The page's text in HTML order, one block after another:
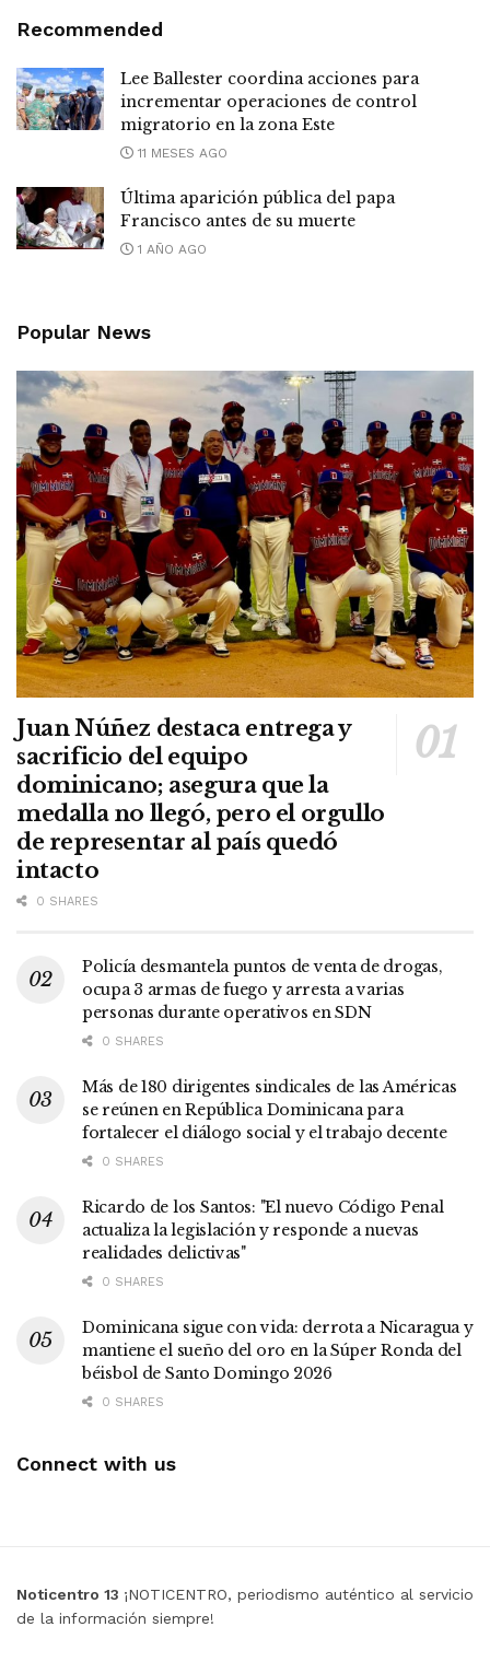
Recommended
Lee Ballester coordina acciones para
incrementar operaciones de control
migratorio en la zona Este
11 MESES AGO
Última aparición pública del papa
Francisco antes de su muerte
1 AÑO AGO
Popular News
Juan Núñez destaca entrega y
sacrificio del equipo
dominicano; asegura que la
medalla no llegó, pero el orgullo
de representar al país quedó
intacto
0 SHARES
Policía desmantela puntos de venta de drogas,
ocupa 3 armas de fuego y arresta a varias
personas durante operativos en SDN
0 SHARES
Más de 180 dirigentes sindicales de las Américas
se reúnen en República Dominicana para
fortalecer el diálogo social y el trabajo decente
0 SHARES
Ricardo de los Santos: "El nuevo Código Penal
actualiza la legislación y responde a nuevas
realidades delictivas"
0 SHARES
Dominicana sigue con vida: derrota a Nicaragua y
mantiene el sueño del oro en la Súper Ronda del
béisbol de Santo Domingo 2026
0 SHARES
Connect with us
Noticentro 13 ¡NOTICENTRO, periodismo auténtico al servicio
de la información siempre!